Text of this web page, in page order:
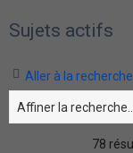
Sujets actifs
Aller à la
78